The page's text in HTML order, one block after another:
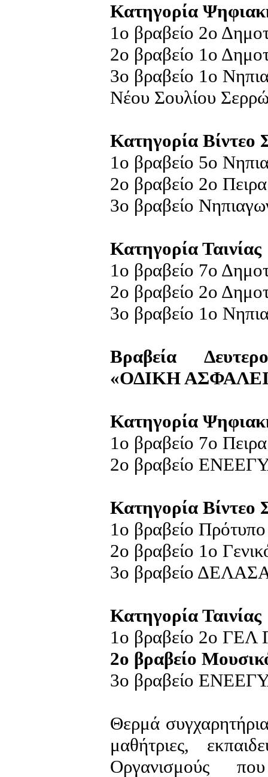
Κατηγορία
1ο βραβείο 2ο
2ο βραβείο 1ο
3ο βραβείο 1ο
Νέου Σουλίου
Κατηγορία Βίντεο
1ο βραβείο 5ο
2ο βραβείο 2ο
3ο βραβείο
Κατηγορία Ταινίας
1ο βραβείο 7ο
2ο βραβείο 2ο
3ο βραβείο 1ο
Βραβεία
«ΟΔΙΚΗ
Κατηγορία
1ο βραβείο 7ο
2ο βραβείο
Κατηγορία Βίντεο
1ο βραβείο
2ο βραβείο 1ο
3ο βραβείο
Κατηγορία Ταινίας
1ο βραβείο 2ο ΓΕΛ
2ο βραβείο
3ο βραβείο
Θερμά
μαθήτριες,
Οργανισμούς